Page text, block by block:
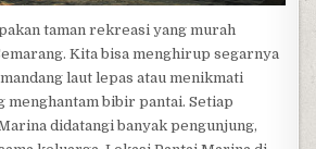
taman rekreasi yang murah
Kita bisa menghirup segarnya
laut lepas atau menikmati
menghantam bibir pantai. Setiap
didatangi banyak pengunjung,